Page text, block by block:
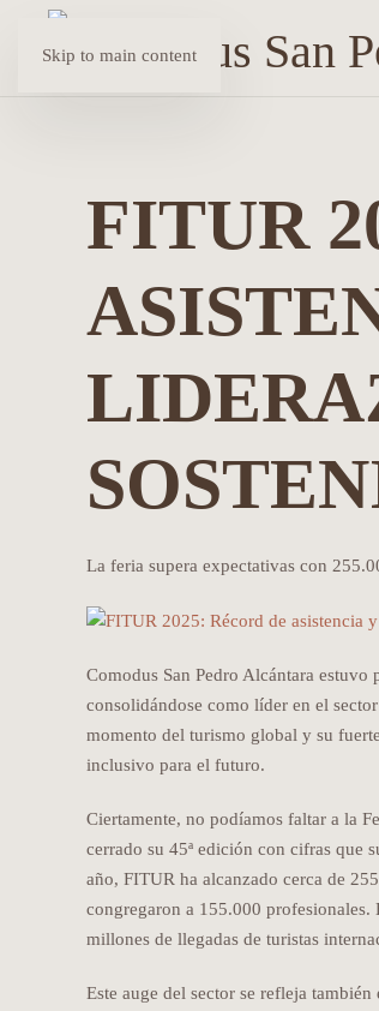
Skip to main content
FITUR
La feria supera expectativas con
Comodus San Pedro Alcántara
consolidándose como líder en el
momento del turismo global y su
inclusivo para el futuro.
Ciertamente, no podíamos faltar a la
cerrado su 45ª edición con cifras que
año, FITUR ha alcanzado cerca de
congregaron a 155.000
millones de llegadas de turistas
Este auge del sector se refleja